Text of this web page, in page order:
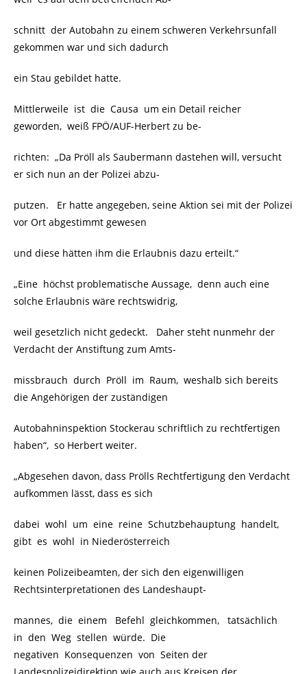
schnitt der Autobahn zu einem schweren Verkehrsunfall
gekommen war und sich dadurch
ein Stau gebildet hatte.
Mittlerweile ist die Causa um ein Detail reicher
geworden, weiß FPÖ/AUF-Herbert zu be-
richten: „Da Pröll als Saubermann dastehen will, versucht
er sich nun an der Polizei abzu-
putzen. Er hatte angegeben, seine Aktion sei mit der Polizei
vor Ort abgestimmt gewesen
und diese hätten ihm die Erlaubnis dazu erteilt.“
„Eine höchst problematische Aussage, denn auch eine
solche Erlaubnis wäre rechtswidrig,
weil gesetzlich nicht gedeckt. Daher steht nunmehr der
Verdacht der Anstiftung zum Amts-
missbrauch durch Pröll im Raum, weshalb sich bereits
die Angehörigen der zuständigen
Autobahninspektion Stockerau schriftlich zu rechtfertigen
haben“, so Herbert weiter.
„Abgesehen davon, dass Prölls Rechtfertigung den Verdacht
aufkommen lässt, dass es sich
dabei wohl um eine reine Schutzbehauptung handelt,
gibt es wohl in Niederösterreich
keinen Polizeibeamten, der sich den eigenwilligen
Rechtsinterpretationen des Landeshaupt-
mannes, die einem Befehl gleichkommen, tatsächlich
in den Weg stellen würde. Die
negativen Konsequenzen von Seiten der